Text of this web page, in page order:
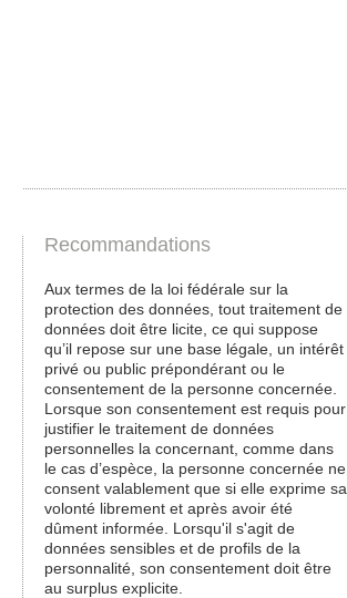
Recommandations
Aux termes de la loi fédérale sur la
protection des données, tout traitement de
données doit être licite, ce qui suppose
qu’il repose sur une base légale, un intérêt
privé ou public prépondérant ou le
consentement de la personne concernée.
Lorsque son consentement est requis pour
justifier le traitement de données
personnelles la concernant, comme dans
le cas d’espèce, la personne concernée ne
consent valablement que si elle exprime sa
volonté librement et après avoir été
dûment informée. Lorsqu'il s'agit de
données sensibles et de profils de la
personnalité, son consentement doit être
au surplus explicite.